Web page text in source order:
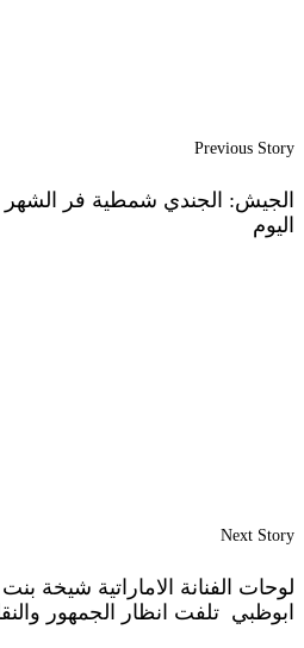
Previous Story
الجيش: الجندي شمطية فر
اليوم
Next Story
لوحات الفنانة الاماراتية
ابوظبي تلفت انظار الجمهور